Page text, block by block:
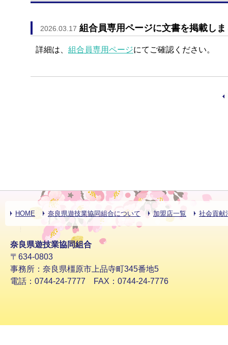
2026.03.17 組合員専用ページに文書を掲載しま
詳細は、 組合員専用ページにてご確認ください。
HOME 奈良県遊技業協同組合について 加盟店一覧 社会貢献
奈良県遊技業協同組合
〒634-0803
事務所：奈良県橿原市上品寺町345番地5
電話：0744-24-7777 FAX：0744-24-7776